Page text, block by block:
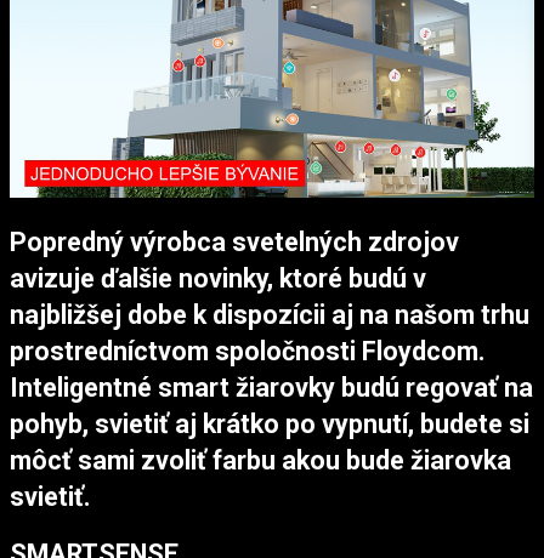
Popredný výrobca svetelných zdrojov
avizuje ďalšie novinky, ktoré budú v
najbližšej dobe k dispozícii aj na našom trhu
prostredníctvom spoločnosti Floydcom.
Inteligentné smart žiarovky budú regovať na
pohyb, svietiť aj krátko po vypnutí, budete si
môcť sami zvoliť farbu akou bude žiarovka
svietiť.